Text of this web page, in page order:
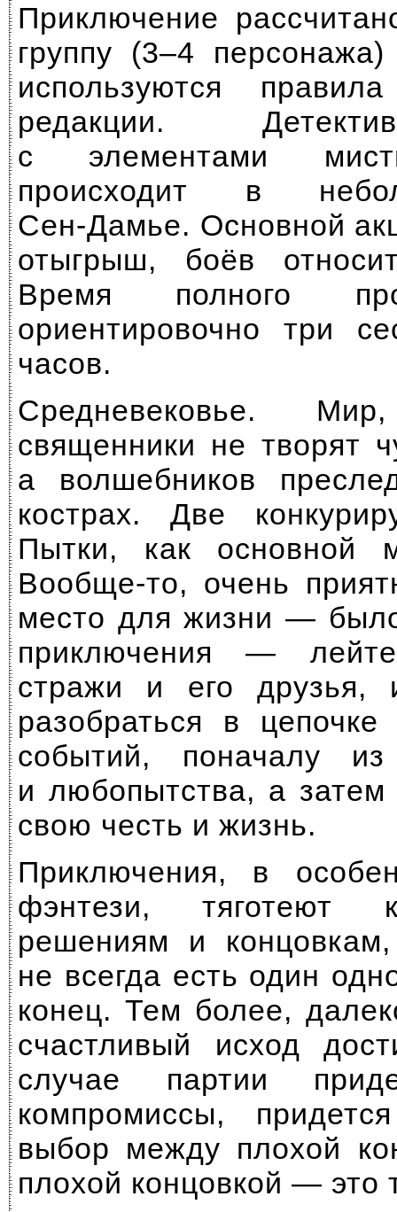
Приключение
группу (3–4 персонажа)
используются
редакции.
с элементами
происходит в
Сен-Дамье. Основной
отыгрыш, боёв
Время полного
ориентировочно три
часов.
Средневековье.
священники не творят
а волшебников
кострах. Две
Пытки, как основной
Вообще-то, очень
место для жизни —
приключения —
стражи и его друзья,
разобраться в
событий, поначалу
и любопытства, а
свою честь и жизнь.
Приключения, в
фэнтези,
решениям и
не всегда есть один
конец. Тем более,
счастливый исход
случае партии
компромиссы,
выбор между плохой
плохой концовкой — это